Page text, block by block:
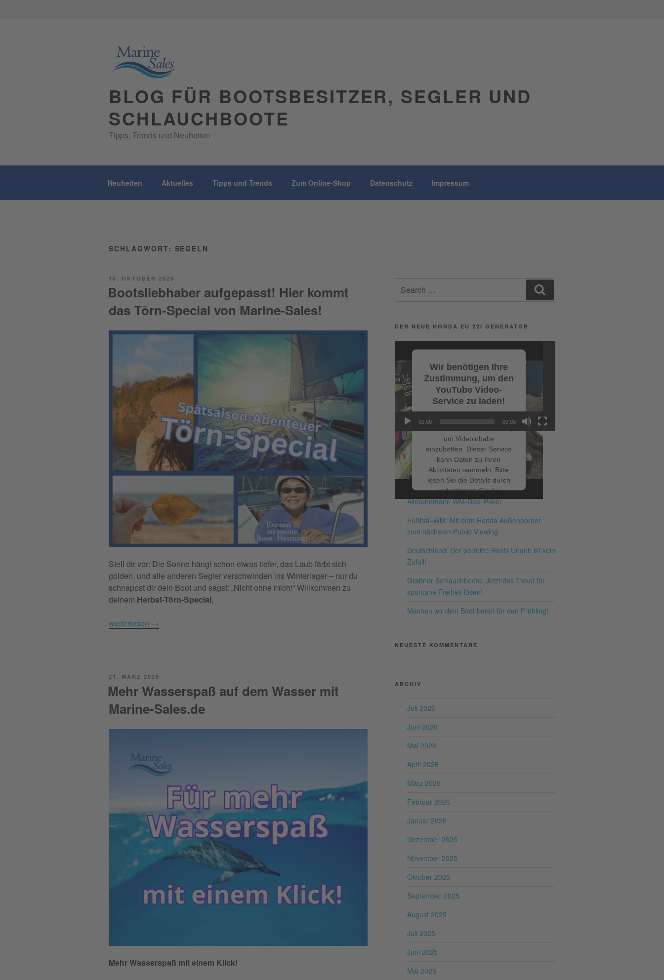
BLOG FÜR BOOTSBESITZER, SEGLER UND
SCHLAUCHBOOTE
Tipps, Trends und Neuheiten
Neuheiten Aktuelles Tipps und Trends Zum Online-Shop Datenschutz Impressum
SCHLAGWORT: SEGELN
POSTED
10. OKTOBER 2025
Bootsliebhaber aufgepasst! Hier kommt
das Törn-Special von Marine-Sales!
Stell dir vor: Die Sonne hängt schon etwas tiefer, das Laub färbt sich
golden, und alle anderen Segler verschwinden ins Winterlager – nur du
schnappst dir dein Boot und sagst: „Nicht ohne mich!“ Willkommen zu
deinem Herbst-Törn-Special,
weiterlesen →
POSTED
21. MÄRZ 2025
Mehr Wasserspaß auf dem Wasser mit
Marine-Sales.de
Mehr Wasserspaß mit einem Klick!
for:
DER NEUE HONDA EU 22I GENERATOR
Wir benötigen Ihre
Zustimmung, um den
YouTube Video-
Service zu laden!
um Videoinhalte
einzubetten. Dieser Service
kann Daten zu Ihren
Aktivitäten sammeln. Bitte
lesen Sie die Details durch
und stimmen Sie der
Nutzung des Service zu, um
powered byUsercentrics
Consent Management
00:00 00:00
NEUESTE BEITRÄGE
Schnappe dir bis zum 19.07.2026 – den
Allroundmarin WM-Deal Poker
Fußball-WM: Mit dem Honda Außenborder
zum nächsten Public Viewing
Deutschland: Der perfekte Boots Urlaub ist kein
Zufall!
Grabner Schlauchboote: Jetzt das Ticket für
spontane Freiheit lösen!
Machen wir dein Boot bereit für den Frühling!
NEUESTE KOMMENTARE
ARCHIV
Juli 2026
Juni 2026
Mai 2026
April 2026
März 2026
Februar 2026
Januar 2026
Dezember 2025
November 2025
Oktober 2025
September 2025
August 2025
Juli 2025
Juni 2025
Mai 2025
Facebook